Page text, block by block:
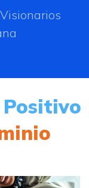
Positivo